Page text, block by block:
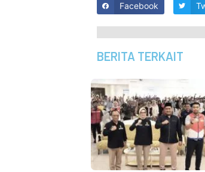
Facebook
BERITA TERKAIT